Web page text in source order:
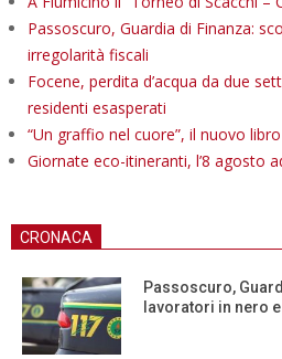
Passoscuro, Guardia di Finanza:
irregolarità fiscali
Focene, perdita d’acqua da due
residenti esasperati
“Un graffio nel cuore”, il nuovo
Giornate eco-itineranti, l’8 agosto
CRONACA
Passoscuro,
lavoratori in nero